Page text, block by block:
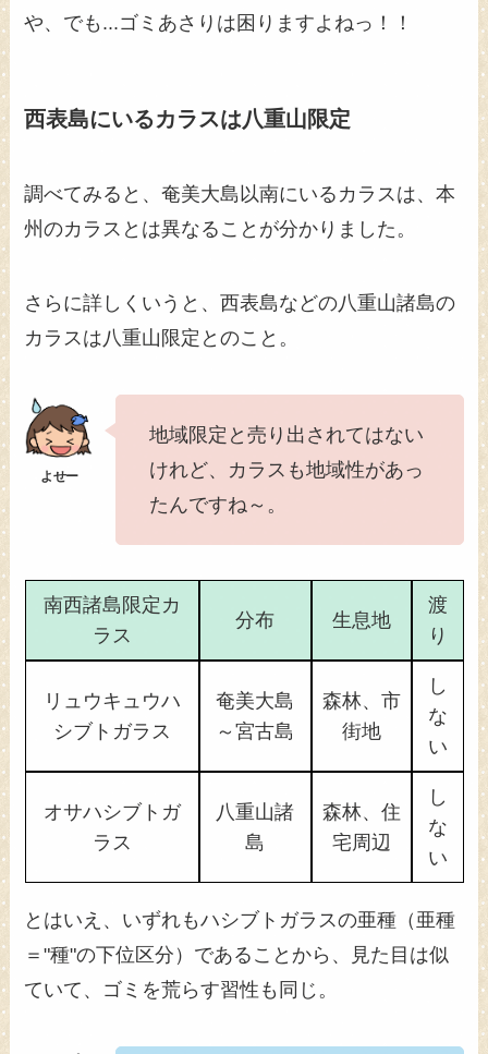
や、でも...ゴミあさりは困りますよねっ！！
西表島にいるカラスは八重山限定
調べてみると、奄美大島以南にいるカラスは、本
州のカラスとは異なることが分かりました。
さらに詳しくいうと、西表島などの八重山諸島の
カラスは八重山限定とのこと。
地域限定と売り出されてはない
けれど、カラスも地域性があっ
たんですね～。
南西諸島限定カ
ラス
分布 生息地
渡
り
リュウキュウハ
シブトガラス
奄美大島
～宮古島
森林、市
街地
し
な
い
オサハシブトガ
ラス
八重山諸
島
森林、住
宅周辺
し
な
い
とはいえ、いずれもハシブトガラスの亜種（亜種
＝"種"の下位区分）であることから、見た目は似
ていて、ゴミを荒らす習性も同じ。